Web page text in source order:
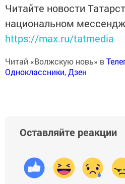
Читайте новости
национальном
https://max.ru/tatmedia
Читай «Волжскую новь» в
Одноклассники,Дзен
Оставляйте реакции